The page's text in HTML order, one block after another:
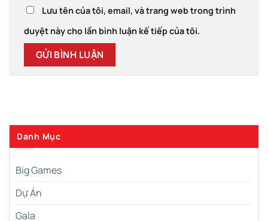
Lưu tên của tôi, email, và trang web trong trình
duyệt này cho lần bình luận kế tiếp của tôi.
Danh Mục
Big Games
Dự Án
Gala